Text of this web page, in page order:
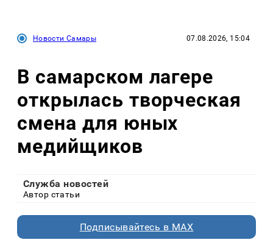
Новости Самары 07.08.2026, 15:04
В самарском лагере
открылась творческая
смена для юных
медийщиков
Служба новостей
Автор статьи
Подписывайтесь в MAX